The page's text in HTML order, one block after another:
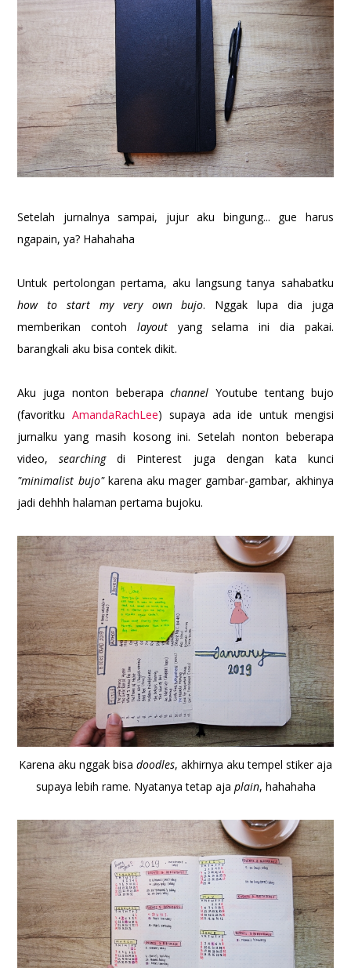
Setelah jurnalnya sampai, jujur aku bingung... gue harus
ngapain, ya? Hahahaha
Untuk pertolongan pertama, aku langsung tanya sahabatku
how to start my very own bujo. Nggak lupa dia juga
memberikan contoh layout yang selama ini dia pakai.
barangkali aku bisa contek dikit.
Aku juga nonton beberapachannelYoutube tentang bujo
(favoritkuAmandaRachLee) supaya ada ide untuk mengisi
jurnalku yang masih kosong ini. Setelah nonton beberapa
video,searchingdi Pinterest juga dengan kata kunci
"minimalist bujo"karena aku mager gambar-gambar, akhinya
jadi dehhh halaman pertama bujoku.
Karena aku nggak bisa doodles, akhirnya aku tempel stiker aja
supaya lebih rame. Nyatanya tetap aja plain, hahahaha